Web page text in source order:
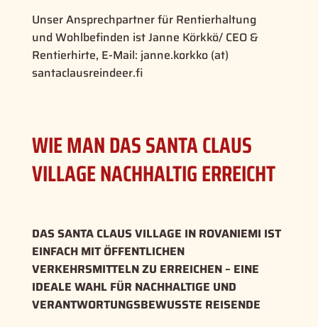
Unser Ansprechpartner für Rentierhaltung
und Wohlbefinden ist Janne Körkkö/ CEO &
Rentierhirte, E-Mail: janne.korkko (at)
santaclausreindeer.fi
WIE MAN DAS SANTA CLAUS
VILLAGE NACHHALTIG ERREICHT
DAS SANTA CLAUS VILLAGE IN ROVANIEMI IST
EINFACH MIT ÖFFENTLICHEN
VERKEHRSMITTELN ZU ERREICHEN – EINE
IDEALE WAHL FÜR NACHHALTIGE UND
VERANTWORTUNGSBEWUSSTE REISENDE